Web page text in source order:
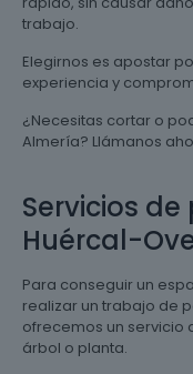
trabajo.
Elegirnos es apostar
experiencia y
¿Necesitas cortar o
Almería? Llámanos
Servicios
Huércal-
Para conseguir un
realizar un trabajo de
ofrecemos un
árbol o planta.